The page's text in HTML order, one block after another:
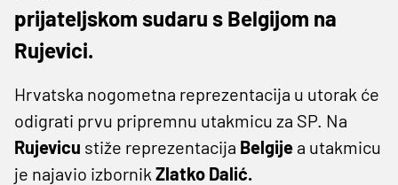
prijateljskom sudaru s Belgijom na
Rujevici.
Hrvatska nogometna reprezentacija u utorak će
odigrati prvu pripremnu utakmicu za SP. Na
Rujevicu stiže reprezentacija Belgije a utakmicu
je najavio izbornik Zlatko Dalić.